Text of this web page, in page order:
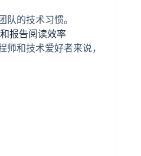
队的技术习惯。
报告阅读效率
师和技术爱好者来说，